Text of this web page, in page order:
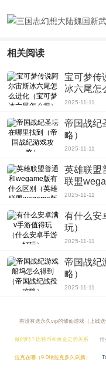
相关阅读
宝可梦传
冰六尾怎
2025-11-11
帝国战纪
略）
2025-11-11
英雄联盟
联盟
2025-11-11
有什么安
玩）
2025-11-11
帝国战纪
略）
2025-11-11
有没有送永久vip的修仙游戏（上线送
做的吗？比特币和黄金走势关系 什
拉克在哪（9.0纳拉克多久刷新）